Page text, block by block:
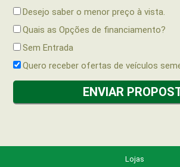
Desejo saber o menor preço à vista.
Quais as Opções de financiamento?
Sem Entrada
Quero receber ofertas de veículos
Lojas